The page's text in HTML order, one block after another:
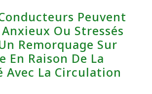
Peuvent
Ou Stressés
Remorquage Sur
En Raison De La
Avec La Circulation